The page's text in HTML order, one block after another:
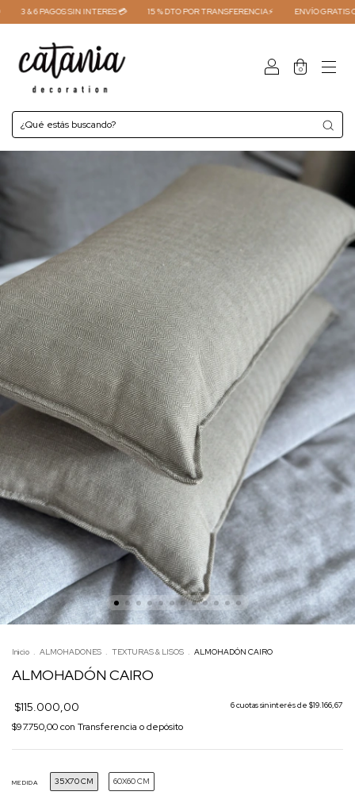
3 & 6 PAGOS SIN INTERES 💳 15 % DTO POR TRANSFERENCIA⚡ ENVÍO GRATIS
0
Inicio . ALMOHADONES . TEXTURAS & LISOS . ALMOHADÓN CAIRO
ALMOHADÓN CAIRO
$115.000,00 6cuotas sin interés de $19.166,67
$97.750,00con Transferencia o depósito
MEDIDA 35X70 CM 60X60 CM